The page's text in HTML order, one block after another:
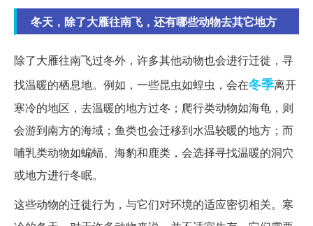
冬天，除了大雁往南飞，还有哪些动物去其它地方
除了大雁往南飞过冬外，许多其他动物也会进行迁徙，寻
找温暖的栖息地。例如，一些昆虫如蝗虫，会在冬季离开
寒冷的地区，去温暖的地方过冬；爬行类动物如海龟，则
会游到南方的海域；鱼类也会迁移到水温较暖的地方；而
哺乳类动物如蝙蝠、海豹和鹿类，会选择寻找温暖的洞穴
或地方进行冬眠。
这些动物的迁徙行为，与它们对环境的适应密切相关。寒